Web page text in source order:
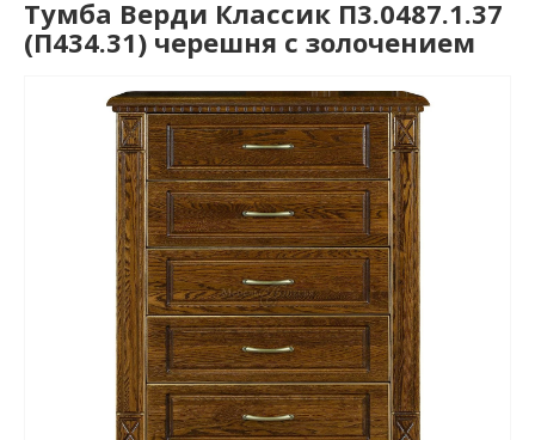
Тумба Верди Классик П3.0487.1.37
(П434.31) черешня с золочением